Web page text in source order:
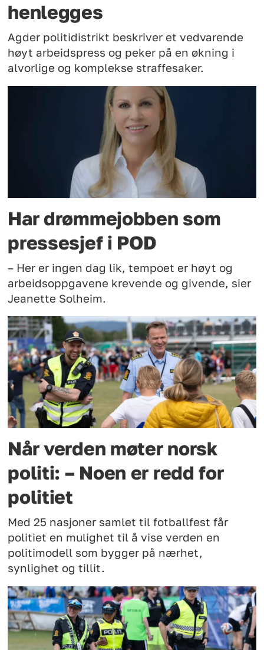
henlegges
Agder politidistrikt beskriver et vedvarende
høyt arbeidspress og peker på en økning i
alvorlige og komplekse straffesaker.
Har drømmejobben som
pressesjef i POD
– Her er ingen dag lik, tempoet er høyt og
arbeidsoppgavene krevende og givende, sier
Jeanette Solheim.
Når verden møter norsk
politi: – Noen er redd for
politiet
Med 25 nasjoner samlet til fotballfest får
politiet en mulighet til å vise verden en
politimodell som bygger på nærhet,
synlighet og tillit.